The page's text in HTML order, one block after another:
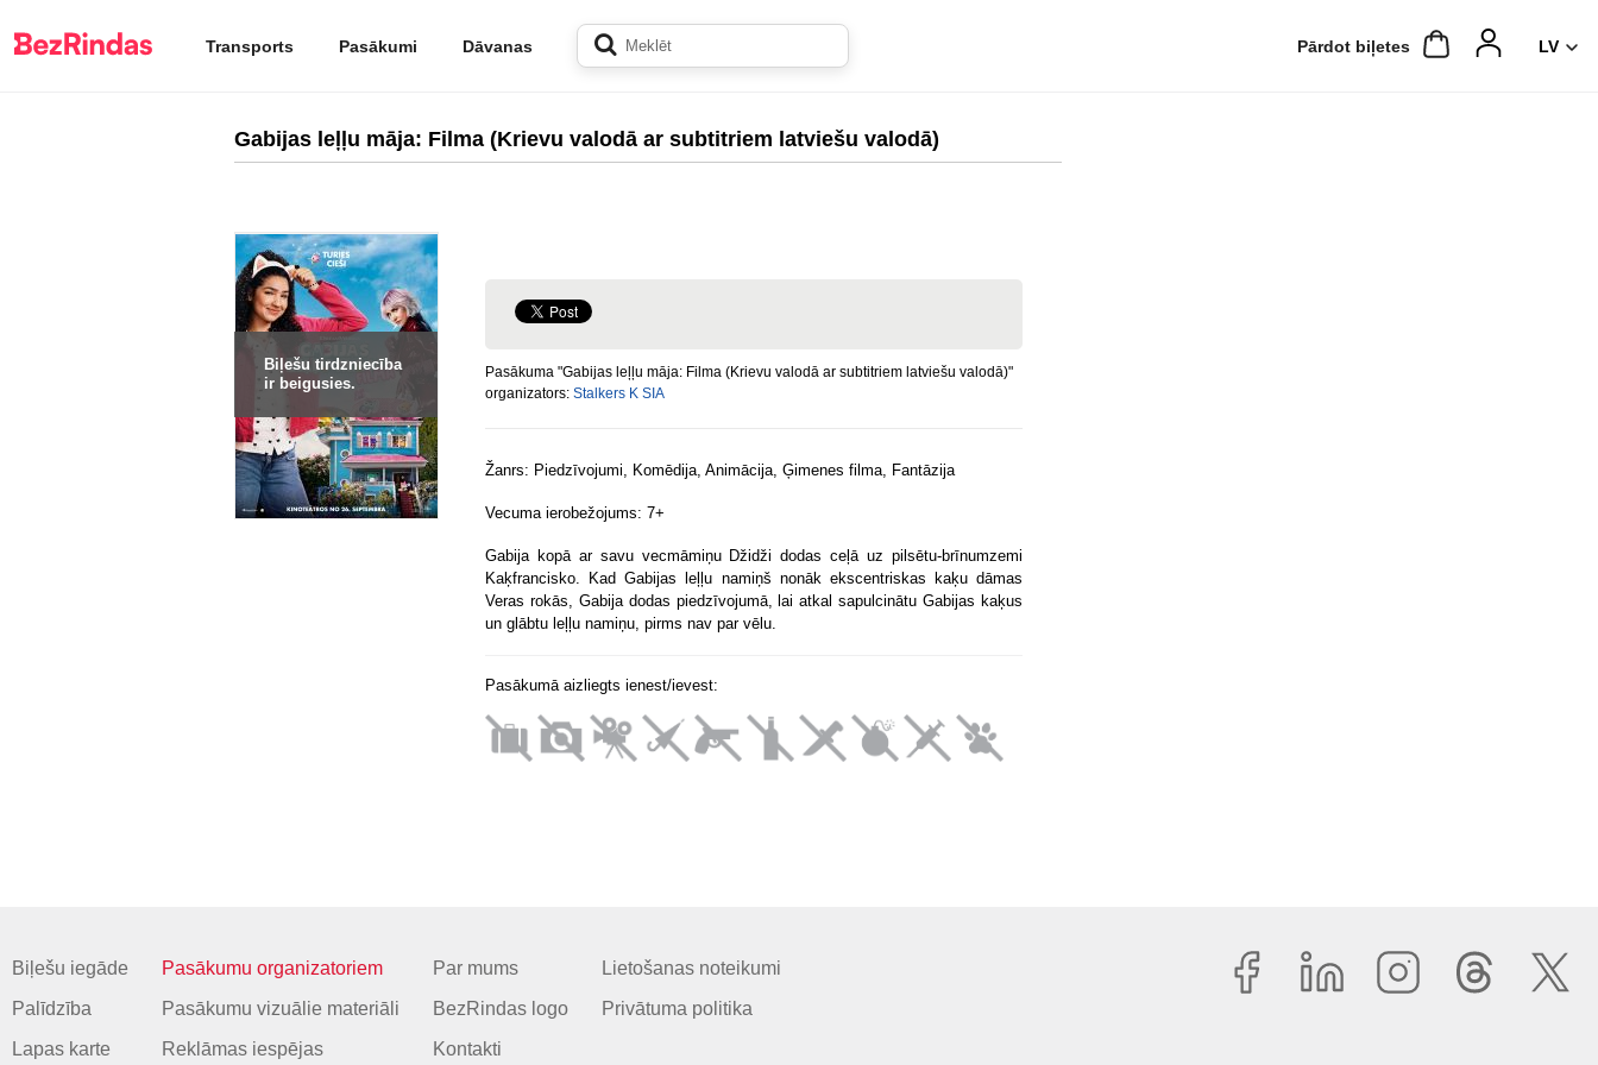
Transports Pasākumi Dāvanas Pārdot biļetes
Gabijas leļļu māja: Filma (Krievu valodā ar subtitriem latviešu valodā)
Biļešu tirdzniecība
ir beigusies.
Pasākuma "Gabijas leļļu māja: Filma (Krievu valodā ar subtitriem latviešu valodā)"
organizators: Stalkers K SIA
Žanrs: Piedzīvojumi, Komēdija, Animācija, Ģimenes filma, Fantāzija
Vecuma ierobežojums: 7+
Gabija kopā ar savu vecmāmiņu Džidži dodas ceļā uz pilsētu-brīnumzemi
Kaķfrancisko. Kad Gabijas leļļu namiņš nonāk ekscentriskas kaķu dāmas
Veras rokās, Gabija dodas piedzīvojumā, lai atkal sapulcinātu Gabijas kaķus
un glābtu leļļu namiņu, pirms nav par vēlu.
Pasākumā aizliegts ienest/ievest:
Biļešu iegāde
Palīdzība
Lapas karte
Pasākumu organizatoriem
Pasākumu vizuālie materiāli
Reklāmas iespējas
Par mums
BezRindas logo
Kontakti
Lietošanas noteikumi
Privātuma politika